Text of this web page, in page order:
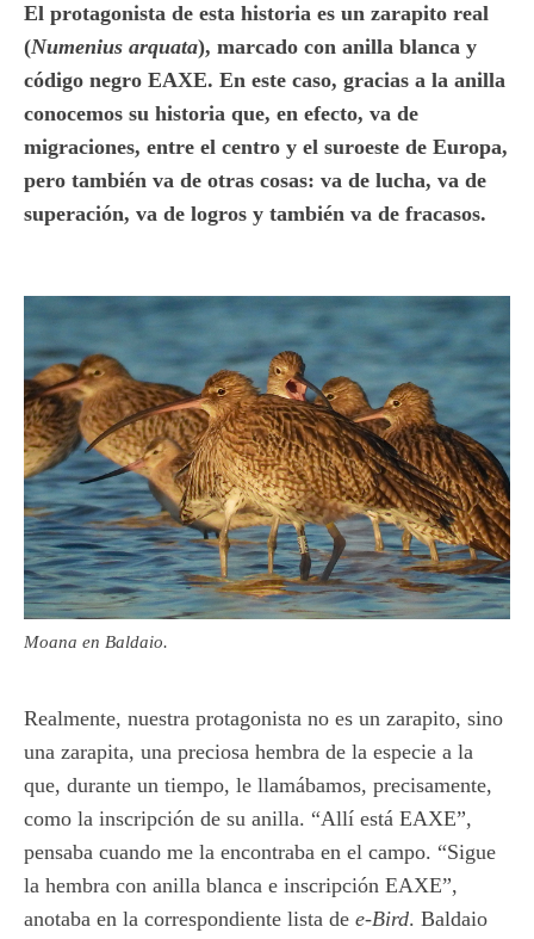
El protagonista de esta historia es un zarapito real
(Numenius arquata), marcado con anilla blanca y
código negro EAXE. En este caso, gracias a la anilla
conocemos su historia que, en efecto, va de
migraciones, entre el centro y el suroeste de Europa,
pero también va de otras cosas: va de lucha, va de
superación, va de logros y también va de fracasos.
Moana en Baldaio.
Realmente, nuestra protagonista no es un zarapito, sino
una zarapita, una preciosa hembra de la especie a la
que, durante un tiempo, le llamábamos, precisamente,
como la inscripción de su anilla. “Allí está EAXE”,
pensaba cuando me la encontraba en el campo. “Sigue
la hembra con anilla blanca e inscripción EAXE”,
anotaba en la correspondiente lista de e-Bird. Baldaio